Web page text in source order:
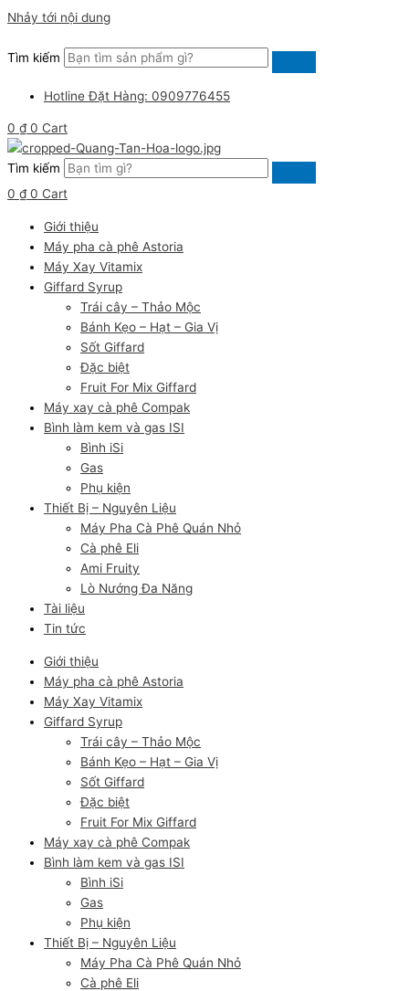
Nhảy tới nội dung
Tìm kiếm
Hotline Đặt Hàng: 0909776455
0 ₫ 0 Cart
Tìm kiếm
0 ₫ 0 Cart
Giới thiệu
Máy pha cà phê Astoria
Máy Xay Vitamix
Giffard Syrup
Trái cây – Thảo Mộc
Bánh Kẹo – Hạt – Gia Vị
Sốt Giffard
Đặc biệt
Fruit For Mix Giffard
Máy xay cà phê Compak
Bình làm kem và gas ISI
Bình iSi
Gas
Phụ kiện
Thiết Bị – Nguyên Liệu
Máy Pha Cà Phê Quán Nhỏ
Cà phê Eli
Ami Fruity
Lò Nướng Đa Năng
Tài liệu
Tin tức
Giới thiệu
Máy pha cà phê Astoria
Máy Xay Vitamix
Giffard Syrup
Trái cây – Thảo Mộc
Bánh Kẹo – Hạt – Gia Vị
Sốt Giffard
Đặc biệt
Fruit For Mix Giffard
Máy xay cà phê Compak
Bình làm kem và gas ISI
Bình iSi
Gas
Phụ kiện
Thiết Bị – Nguyên Liệu
Máy Pha Cà Phê Quán Nhỏ
Cà phê Eli